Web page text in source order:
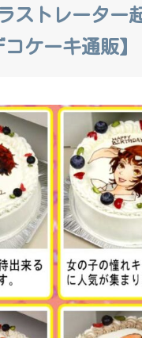
ストレーター
ケーキ通販】